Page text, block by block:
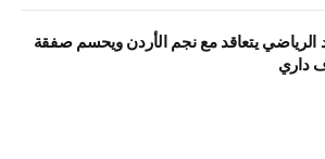
الرياضي يتعاقد مع نجم الأردن ويحسم صفقة
داري